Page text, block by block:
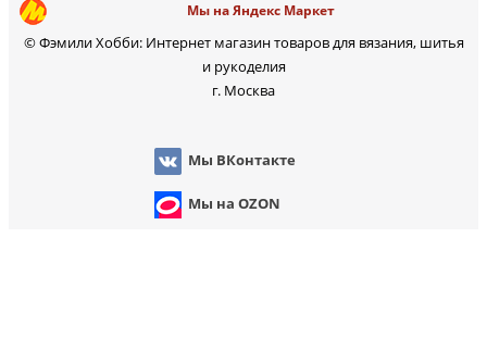
Мы на Яндекс Маркет
© Фэмили Хобби: Интернет магазин товаров для вязания, шитья
и рукоделия
г. Москва
Мы ВКонтакте
Мы на WB